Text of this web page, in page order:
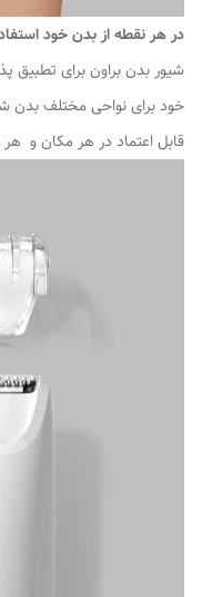
در هر نقطه از بدن خود
شیور بدن براون برای
خود برای نواحی مختلف بدن
قابل اعتماد در هر مکان و هر